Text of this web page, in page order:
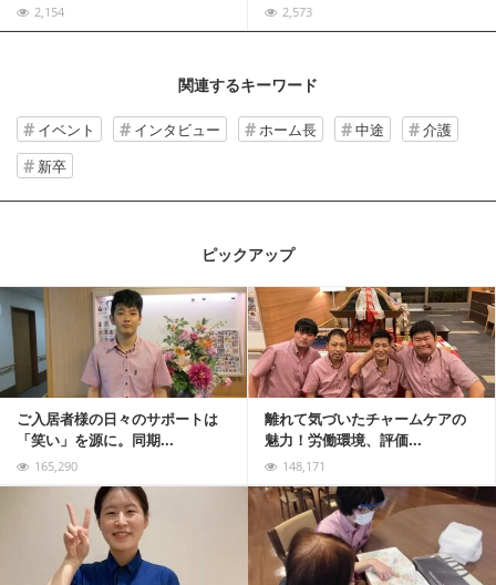
2,154 2,573
関連するキーワード
イベント インタビュー ホーム長 中途
介護
新卒
ピックアップ
ご入居者様の日々のサポートは
「笑い」を源に。同期...
165,290
離れて気づいたチャームケアの
魅力！労働環境、評価...
148,171
記事を読む